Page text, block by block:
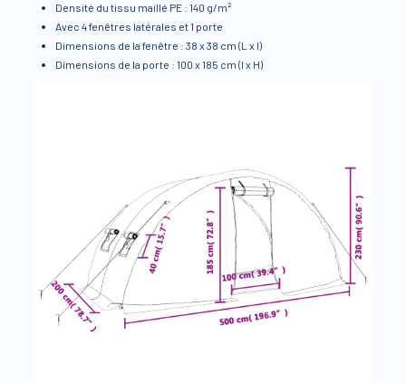
Densité du tissu maillé PE : 140 g/m²
Avec 4 fenêtres latérales et 1 porte
Dimensions de la fenêtre : 38 x 38 cm (L x l)
Dimensions de la porte : 100 x 185 cm (l x H)